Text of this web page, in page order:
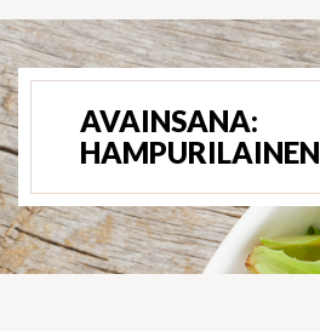
AVAINSANA:
HAMPURILAINEN